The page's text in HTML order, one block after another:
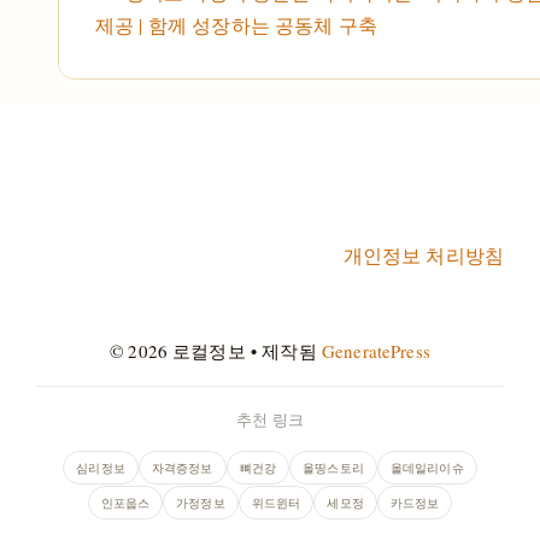
제공 | 함께 성장하는 공동체 구축
개인정보 처리방침
© 2026 로컬정보 • 제작됨 GeneratePress
추천 링크
심리정보 자격증정보 뼈건강 올띵스토리 올데일리이슈
인포웁스 가정정보 위드윈터 세모정 카드정보